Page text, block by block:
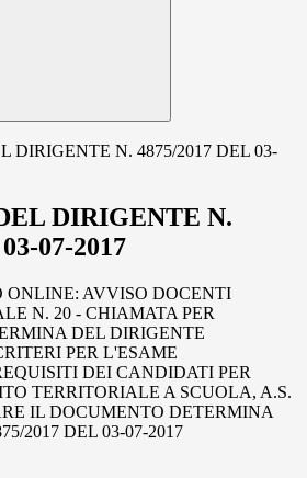
DIRIGENTE N. 4875/2017 DEL 03-
DIRIGENTE N.
07-2017
AVVISO DOCENTI
N. 20 - CHIAMATA PER
DEL DIRIGENTE
PER L'ESAME
DEI CANDIDATI PER
TERRITORIALE A SCUOLA, A.S.
IL DOCUMENTO DETERMINA
2017 DEL 03-07-2017